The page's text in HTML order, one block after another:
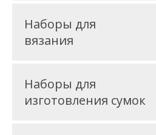
Наборы для
вязания
Наборы для
изготовления сумок